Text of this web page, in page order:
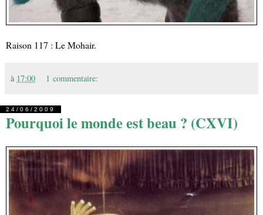
Raison 117 : Le Mohair.
à 17:00 1 commentaire:
24/06/2009
Pourquoi le monde est beau ? (CXVI)